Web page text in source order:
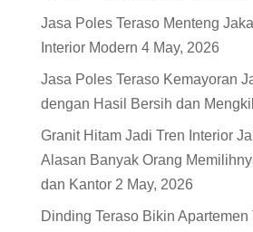
Jasa Poles Teraso Menteng
Interior Modern 4 May, 2026
Jasa Poles Teraso Kemayoran
dengan Hasil Bersih dan
Granit Hitam Jadi Tren Interior
Alasan Banyak Orang
dan Kantor 2 May, 2026
Dinding Teraso Bikin Apartemen